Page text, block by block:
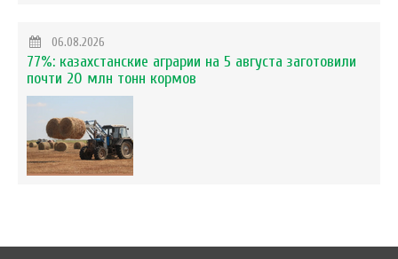
06.08.2026
77%: казахстанские аграрии на 5 августа заготовили
почти 20 млн тонн кормов